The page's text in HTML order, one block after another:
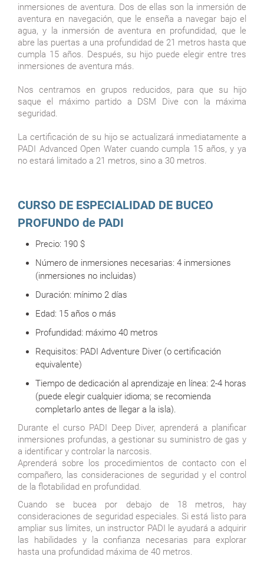
inmersiones de aventura. Dos de ellas son la inmersión de
aventura en navegación, que le enseña a navegar bajo el
agua, y la inmersión de aventura en profundidad, que le
abre las puertas a una profundidad de 21 metros hasta que
cumpla 15 años. Después, su hijo puede elegir entre tres
inmersiones de aventura más.
Nos centramos en grupos reducidos, para que su hijo
saque el máximo partido a DSM Dive con la máxima
seguridad.
La certificación de su hijo se actualizará inmediatamente a
PADI Advanced Open Water cuando cumpla 15 años, y ya
no estará limitado a 21 metros, sino a 30 metros.
CURSO DE ESPECIALIDAD DE BUCEO
PROFUNDO de PADI
Precio: 190 $
Número de inmersiones necesarias: 4 inmersiones
(inmersiones no incluidas)
Duración: mínimo 2 días
Edad: 15 años o más
Profundidad: máximo 40 metros
Requisitos: PADI Adventure Diver (o certificación
equivalente)
Tiempo de dedicación al aprendizaje en línea: 2-4 horas
(puede elegir cualquier idioma; se recomienda
completarlo antes de llegar a la isla).
Durante el curso PADI Deep Diver, aprenderá a planificar
inmersiones profundas, a gestionar su suministro de gas y
a identificar y controlar la narcosis.
Aprenderá sobre los procedimientos de contacto con el
compañero, las consideraciones de seguridad y el control
de la flotabilidad en profundidad.
Cuando se bucea por debajo de 18 metros, hay
consideraciones de seguridad especiales. Si está listo para
ampliar sus límites, un instructor PADI le ayudará a adquirir
las habilidades y la confianza necesarias para explorar
hasta una profundidad máxima de 40 metros.